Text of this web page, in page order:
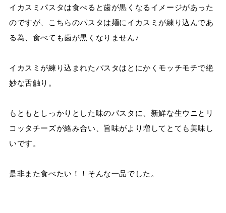
イカスミパスタは食べると歯が黒くなるイメージがあった
のですが、こちらのパスタは麺にイカスミが練り込んであ
る為、食べても歯が黒くなりません♪
イカスミが練り込まれたパスタはとにかくモッチモチで絶
妙な舌触り。
もともとしっかりとした味のパスタに、新鮮な生ウニとリ
コッタチーズが絡み合い、旨味がより増してとても美味し
いです。
是非また食べたい！！そんな一品でした。